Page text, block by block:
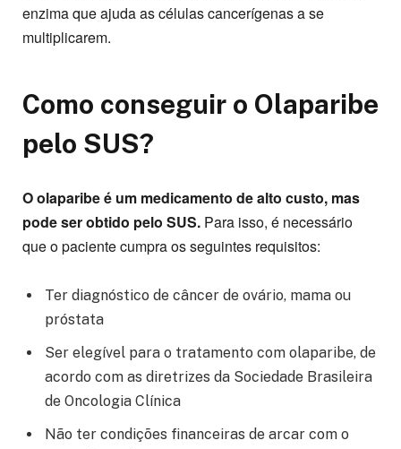
enzima que ajuda as células cancerígenas a se
multiplicarem.
Como conseguir o Olaparibe
pelo SUS?
O olaparibe é um medicamento de alto custo, mas
pode ser obtido pelo SUS. Para isso, é necessário
que o paciente cumpra os seguintes requisitos:
Ter diagnóstico de câncer de ovário, mama ou
próstata
Ser elegível para o tratamento com olaparibe, de
acordo com as diretrizes da Sociedade Brasileira
de Oncologia Clínica
Não ter condições financeiras de arcar com o